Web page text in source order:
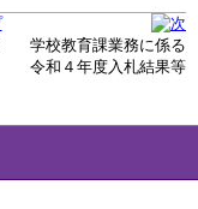
学校教育課業務に係る
令和４年度入札結果等